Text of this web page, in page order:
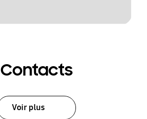
Contacts
Voir plus